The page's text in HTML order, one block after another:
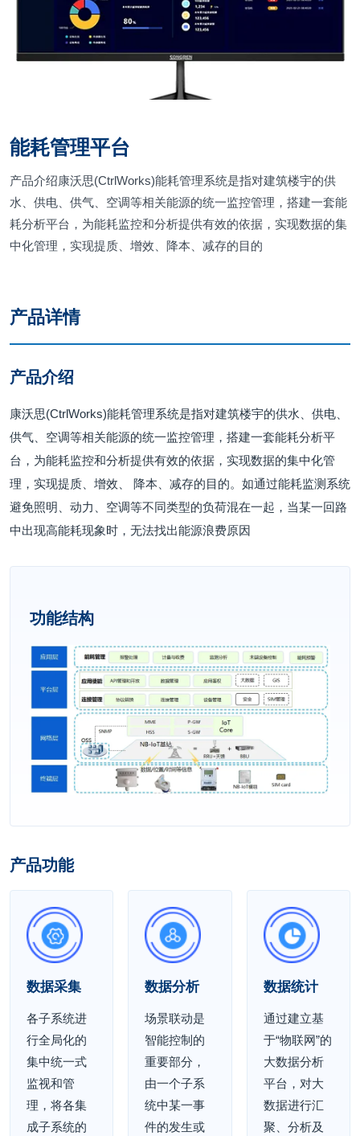
能耗管理平台
产品介绍康沃思(CtrlWorks)能耗管理系统是指对建筑楼宇的供
水、供电、供气、空调等相关能源的统一监控管理，搭建一套能
耗分析平台，为能耗监控和分析提供有效的依据，实现数据的集
中化管理，实现提质、增效、降本、减存的目的
产品详情
产品介绍
康沃思(CtrlWorks)能耗管理系统是指对建筑楼宇的供水、供电、
供气、空调等相关能源的统一监控管理，搭建一套能耗分析平
台，为能耗监控和分析提供有效的依据，实现数据的集中化管
理，实现提质、增效、 降本、减存的目的。如通过能耗监测系统
避免照明、动力、空调等不同类型的负荷混在一起，当某一回路
中出现高能耗现象时，无法找出能源浪费原因
功能结构
产品功能
数据采集
各子系统进
行全局化的
集中统一式
监视和管
理，将各集
成子系统的
数据分析
场景联动是
智能控制的
重要部分，
由一个子系
统中某一事
件的发生或
数据统计
通过建立基
于“物联网”的
大数据分析
平台，对大
数据进行汇
聚、分析及